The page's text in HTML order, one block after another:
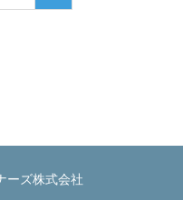
ーズ株式会社